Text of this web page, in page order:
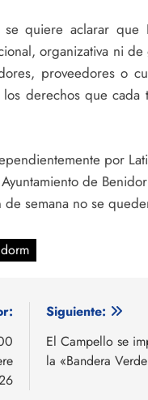
quiere aclarar que
organizativa ni
proveedores o
derechos que
por
de
semana no se
Siguiente:
El Campello se
la «Bandera